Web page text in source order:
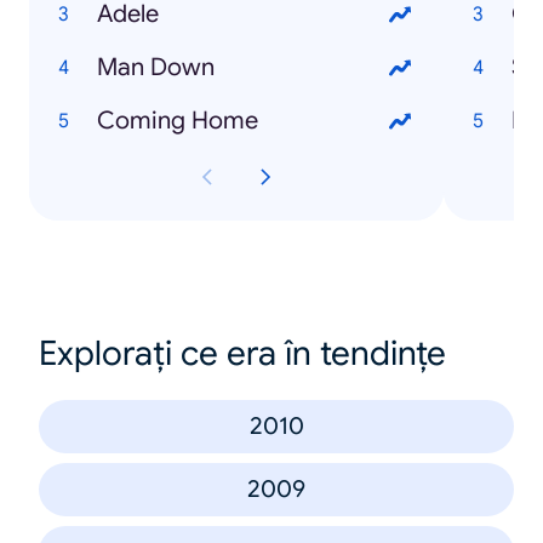
Adele
Man Down
Coming Home
Explorați ce era în tendințe
2010
2009